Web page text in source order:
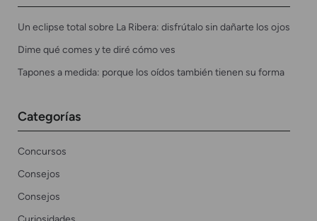
Un eclipse total sobre La Ribera: disfrútalo sin dañarte los ojos
Dime qué comes y te diré cómo ves
Tapones a medida: porque los oídos también tienen su forma
Categorías
Concursos
Consejos
Consejos